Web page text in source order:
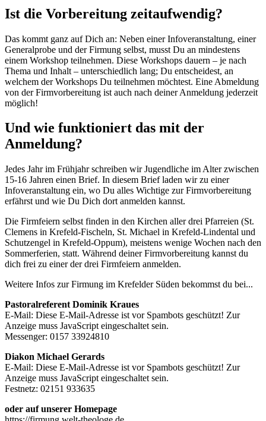
Ist die Vorbereitung zeitaufwendig?
Das kommt ganz auf Dich an: Neben einer Infoveranstaltung, einer
Generalprobe und der Firmung selbst, musst Du an mindestens
einem Workshop teilnehmen. Diese Workshops dauern – je nach
Thema und Inhalt – unterschiedlich lang; Du entscheidest, an
welchem der Workshops Du teilnehmen möchtest. Eine Abmeldung
von der Firmvorbereitung ist auch nach deiner Anmeldung jederzeit
möglich!
Und wie funktioniert das mit der
Anmeldung?
Jedes Jahr im Frühjahr schreiben wir Jugendliche im Alter zwischen
15-16 Jahren einen Brief. In diesem Brief laden wir zu einer
Infoveranstaltung ein, wo Du alles Wichtige zur Firmvorbereitung
erfährst und wie Du Dich dort anmelden kannst.
Die Firmfeiern selbst finden in den Kirchen aller drei Pfarreien (St.
Clemens in Krefeld-Fischeln, St. Michael in Krefeld-Lindental und
Schutzengel in Krefeld-Oppum), meistens wenige Wochen nach den
Sommerferien, statt. Während deiner Firmvorbereitung kannst du
dich frei zu einer der drei Firmfeiern anmelden.
Weitere Infos zur Firmung im Krefelder Süden bekommst du bei...
Pastoralreferent Dominik Kraues
E-Mail: Diese E-Mail-Adresse ist vor Spambots geschützt! Zur
Anzeige muss JavaScript eingeschaltet sein.
Messenger: 0157 33924810
Diakon Michael Gerards
E-Mail: Diese E-Mail-Adresse ist vor Spambots geschützt! Zur
Anzeige muss JavaScript eingeschaltet sein.
Festnetz: 02151 933635
oder auf unserer Homepage